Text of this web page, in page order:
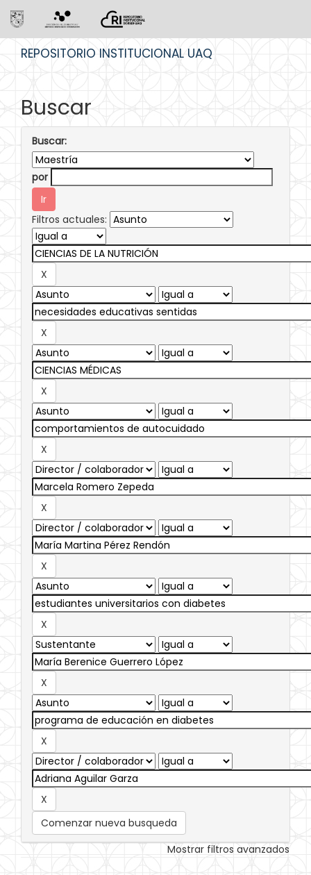
REPOSITORIO INSTITUCIONAL UAQ
Buscar
Buscar:
por
Filtros actuales:
Comenzar nueva busqueda
Mostrar filtros avanzados